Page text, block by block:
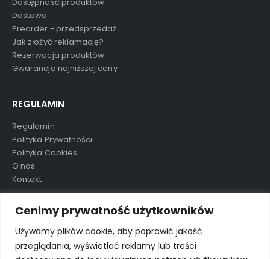
Cenimy prywatność użytkowników
Używamy plików cookie, aby poprawić jakość
przeglądania, wyświetlać reklamy lub treści
Dostępność produktów
Dostawa
Preorder - przedsprzedaż
Jak złożyć reklamację?
Rezerwacja produktów
Gwarancja najniższej ceny
REGULAMIN
Regulamin
Polityka Prywatności
Polityka Cookies
O nas
Kontakt